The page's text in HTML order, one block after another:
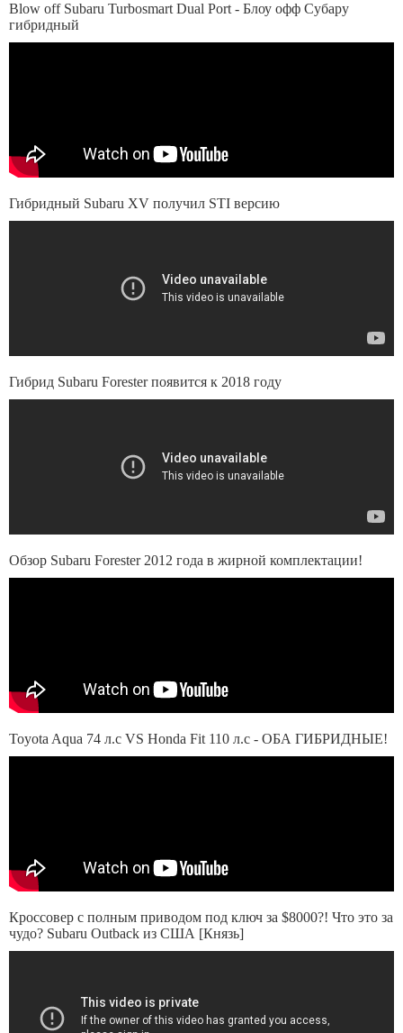
Blow off Subaru Turbosmart Dual Port - Блоу офф Субару
гибридный
Гибридный Subaru XV получил STI версию
Гибрид Subaru Forester появится к 2018 году
Обзор Subaru Forester 2012 года в жирной комплектации!
Toyota Aqua 74 л.с VS Honda Fit 110 л.с - ОБА ГИБРИДНЫЕ!
Кроссовер с полным приводом под ключ за $8000?! Что это за
чудо? Subaru Outback из США [Князь]